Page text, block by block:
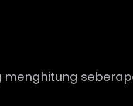
menghitung